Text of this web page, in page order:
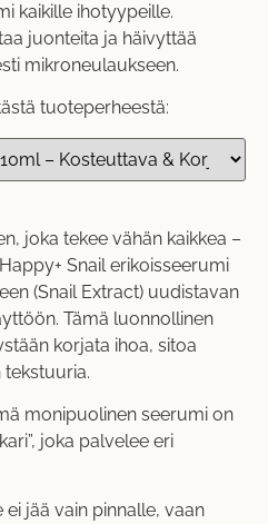
kaikille ihotyypeille.
juonteita ja häivyttää
mikroneulaukseen.
tuoteperheestä:
joka tekee vähän kaikkea –
Snail erikoisseerumi
(Snail Extract) uudistavan
Tämä luonnollinen
korjata ihoa, sitoa
monipuolinen seerumi on
joka palvelee eri
ei jää vain pinnalle, vaan